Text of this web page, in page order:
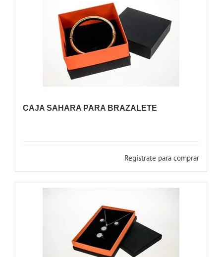
CAJA SAHARA PARA BRAZALETE
Registrate para comprar